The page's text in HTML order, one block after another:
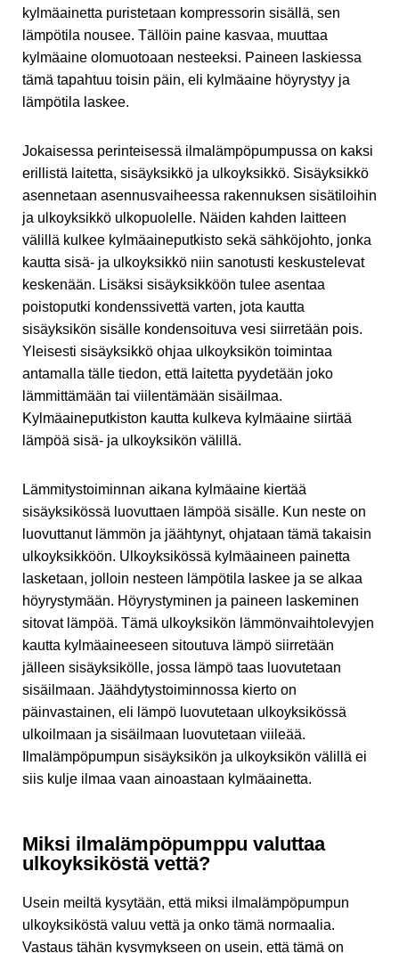
kylmäainetta puristetaan kompressorin sisällä, sen
lämpötila nousee. Tällöin paine kasvaa, muuttaa
kylmäaine olomuotoaan nesteeksi. Paineen laskiessa
tämä tapahtuu toisin päin, eli kylmäaine höyrystyy ja
lämpötila laskee.
Jokaisessa perinteisessä ilmalämpöpumpussa on kaksi
erillistä laitetta, sisäyksikkö ja ulkoyksikkö. Sisäyksikkö
asennetaan asennusvaiheessa rakennuksen sisätiloihin
ja ulkoyksikkö ulkopuolelle. Näiden kahden laitteen
välillä kulkee kylmäaineputkisto sekä sähköjohto, jonka
kautta sisä- ja ulkoyksikkö niin sanotusti keskustelevat
keskenään. Lisäksi sisäyksikköön tulee asentaa
poistoputki kondenssivettä varten, jota kautta
sisäyksikön sisälle kondensoituva vesi siirretään pois.
Yleisesti sisäyksikkö ohjaa ulkoyksikön toimintaa
antamalla tälle tiedon, että laitetta pyydetään joko
lämmittämään tai viilentämään sisäilmaa.
Kylmäaineputkiston kautta kulkeva kylmäaine siirtää
lämpöä sisä- ja ulkoyksikön välillä.
Lämmitystoiminnan aikana kylmäaine kiertää
sisäyksikössä luovuttaen lämpöä sisälle. Kun neste on
luovuttanut lämmön ja jäähtynyt, ohjataan tämä takaisin
ulkoyksikköön. Ulkoyksikössä kylmäaineen painetta
lasketaan, jolloin nesteen lämpötila laskee ja se alkaa
höyrystymään. Höyrystyminen ja paineen laskeminen
sitovat lämpöä. Tämä ulkoyksikön lämmönvaihtolevyjen
kautta kylmäaineeseen sitoutuva lämpö siirretään
jälleen sisäyksikölle, jossa lämpö taas luovutetaan
sisäilmaan. Jäähdytystoiminnossa kierto on
päinvastainen, eli lämpö luovutetaan ulkoyksikössä
ulkoilmaan ja sisäilmaan luovutetaan viileää.
Ilmalämpöpumpun sisäyksikön ja ulkoyksikön välillä ei
siis kulje ilmaa vaan ainoastaan kylmäainetta.
Miksi ilmalämpöpumppu valuttaa
ulkoyksiköstä vettä?
Usein meiltä kysytään, että miksi ilmalämpöpumpun
ulkoyksiköstä valuu vettä ja onko tämä normaalia.
Vastaus tähän kysymykseen on usein, että tämä on